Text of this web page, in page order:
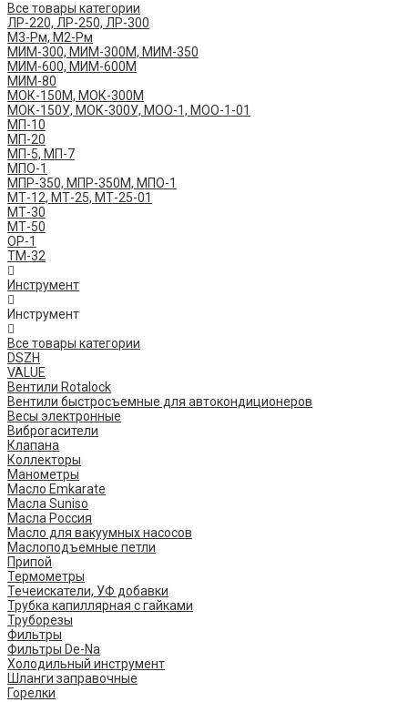
Все товары категории
ЛР-220, ЛР-250, ЛР-300
М3-Рм, М2-Рм
МИМ-300, МИМ-300М, МИМ-350
МИМ-600, МИМ-600М
МИМ-80
МОК-150М, МОК-300М
МОК-150У, МОК-300У, МОО-1, МОО-1-01
МП-10
МП-20
МП-5, МП-7
МПО-1
МПР-350, МПР-350М, МПО-1
МТ-12, МТ-25, МТ-25-01
МТ-30
МТ-50
ОР-1
ТМ-32
Инструмент
Инструмент
Все товары категории
DSZH
VALUE
Вентили Rotalock
Вентили быстросъемные для автокондиционеров
Весы электронные
Виброгасители
Клапана
Коллекторы
Манометры
Масло Emkarate
Масла Suniso
Масла Россия
Масло для вакуумных насосов
Маслоподъемные петли
Припой
Термометры
Течеискатели, УФ добавки
Трубка капиллярная с гайками
Труборезы
Фильтры
Фильтры De-Na
Холодильный инструмент
Шланги заправочные
Горелки